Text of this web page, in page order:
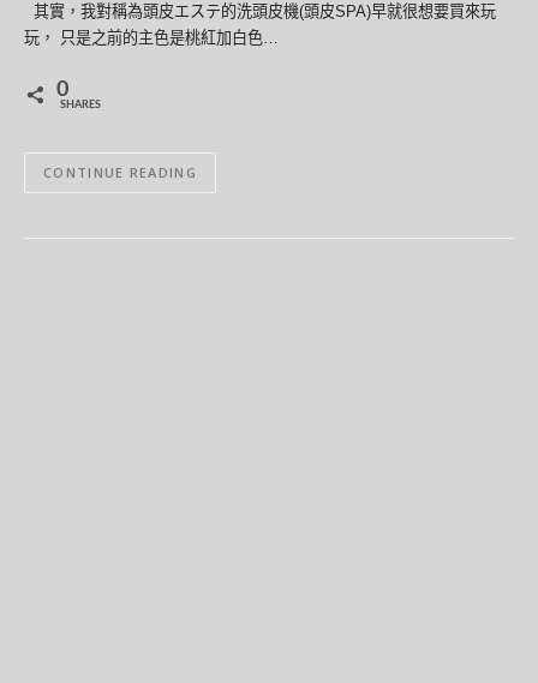
其實，我對稱為頭皮エステ的洗頭皮機(頭皮SPA)早就很想要買來玩
玩， 只是之前的主色是桃紅加白色…
0
SHARES
CONTINUE READING